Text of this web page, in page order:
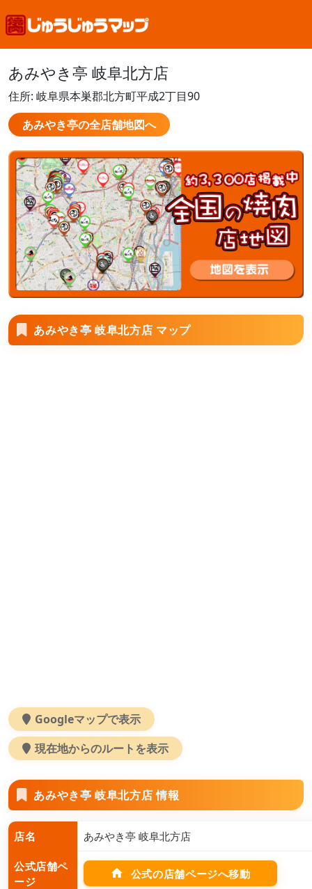
あみやき亭 岐阜北方店
住所: 岐阜県本巣郡北方町平成2丁目90
あみやき亭の全店舗地図へ
あみやき亭 岐阜北方店 マップ
Googleマップで表示
現在地からのルートを表示
あみやき亭 岐阜北方店 情報
店名 あみやき亭 岐阜北方店
公式店舗ペ
ージ
home 公式の店舗ページへ移動